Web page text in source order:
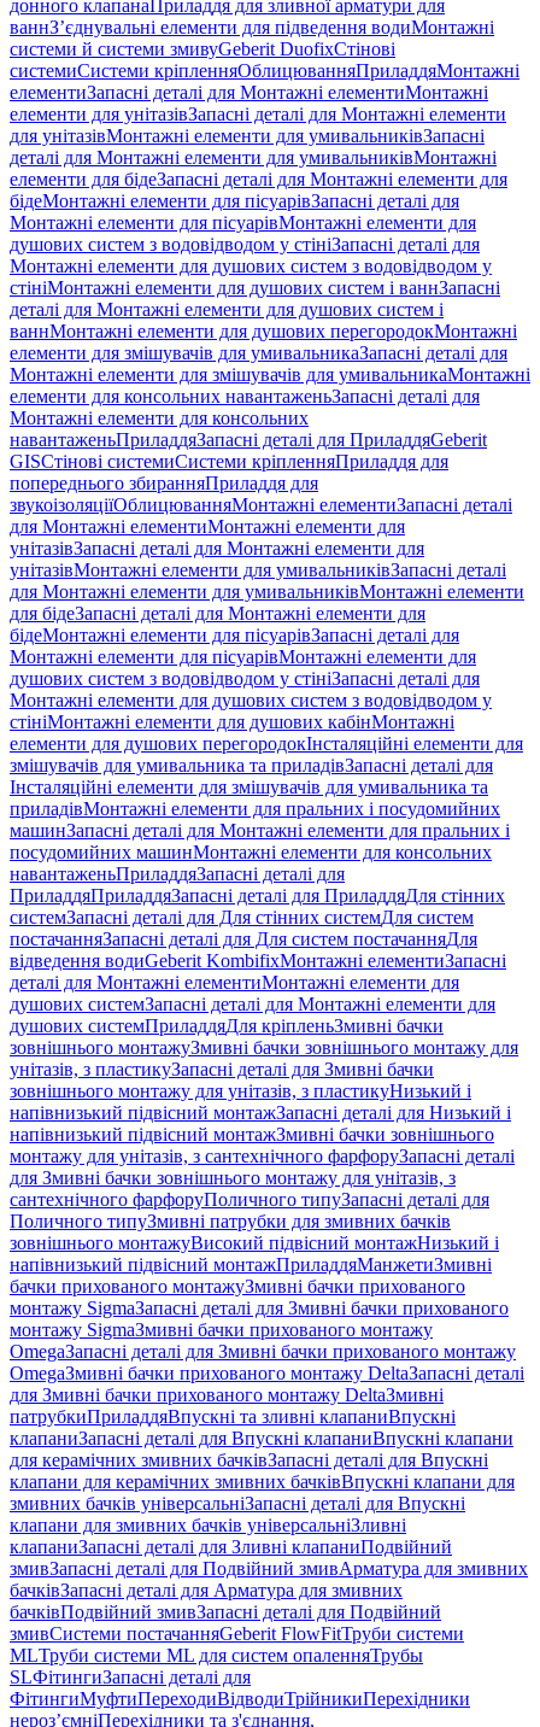
донного клапанаПриладдя для зливної арматури для
ваннЗ’єднувальні елементи для підведення водиМонтажні
системи й системи змивуGeberit DuofixСтінові
системиСистеми кріпленняОблицюванняПриладдяМонтажні
елементиЗапасні деталі для Монтажні елементиМонтажні
елементи для унітазівЗапасні деталі для Монтажні елементи
для унітазівМонтажні елементи для умивальниківЗапасні
деталі для Монтажні елементи для умивальниківМонтажні
елементи для бідеЗапасні деталі для Монтажні елементи для
бідеМонтажні елементи для пісуарівЗапасні деталі для
Монтажні елементи для пісуарівМонтажні елементи для
душових систем з водовідводом у стініЗапасні деталі для
Монтажні елементи для душових систем з водовідводом у
стініМонтажні елементи для душових систем і ваннЗапасні
деталі для Монтажні елементи для душових систем і
ваннМонтажні елементи для душових перегородокМонтажні
елементи для змішувачів для умивальникаЗапасні деталі для
Монтажні елементи для змішувачів для умивальникаМонтажні
елементи для консольних навантаженьЗапасні деталі для
Монтажні елементи для консольних
навантаженьПриладдяЗапасні деталі для ПриладдяGeberit
GISСтінові системиСистеми кріпленняПриладдя для
попереднього збиранняПриладдя для
звукоізоляціїОблицюванняМонтажні елементиЗапасні деталі
для Монтажні елементиМонтажні елементи для
унітазівЗапасні деталі для Монтажні елементи для
унітазівМонтажні елементи для умивальниківЗапасні деталі
для Монтажні елементи для умивальниківМонтажні елементи
для бідеЗапасні деталі для Монтажні елементи для
бідеМонтажні елементи для пісуарівЗапасні деталі для
Монтажні елементи для пісуарівМонтажні елементи для
душових систем з водовідводом у стініЗапасні деталі для
Монтажні елементи для душових систем з водовідводом у
стініМонтажні елементи для душових кабінМонтажні
елементи для душових перегородокІнсталяційні елементи для
змішувачів для умивальника та приладівЗапасні деталі для
Інсталяційні елементи для змішувачів для умивальника та
приладівМонтажні елементи для пральних і посудомийних
машинЗапасні деталі для Монтажні елементи для пральних і
посудомийних машинМонтажні елементи для консольних
навантаженьПриладдяЗапасні деталі для
ПриладдяПриладдяЗапасні деталі для ПриладдяДля стінних
системЗапасні деталі для Для стінних системДля систем
постачанняЗапасні деталі для Для систем постачанняДля
відведення водиGeberit KombifixМонтажні елементиЗапасні
деталі для Монтажні елементиМонтажні елементи для
душових системЗапасні деталі для Монтажні елементи для
душових системПриладдяДля кріпленьЗмивні бачки
зовнішнього монтажуЗмивні бачки зовнішнього монтажу для
унітазів, з пластикуЗапасні деталі для Змивні бачки
зовнішнього монтажу для унітазів, з пластикуНизький і
напівнизький підвісний монтажЗапасні деталі для Низький і
напівнизький підвісний монтажЗмивні бачки зовнішнього
монтажу для унітазів, з сантехнічного фарфоруЗапасні деталі
для Змивні бачки зовнішнього монтажу для унітазів, з
сантехнічного фарфоруПоличного типуЗапасні деталі для
Поличного типуЗмивні патрубки для змивних бачків
зовнішнього монтажуВисокий підвісний монтажНизький і
напівнизький підвісний монтажПриладдяМанжетиЗмивні
бачки прихованого монтажуЗмивні бачки прихованого
монтажу SigmaЗапасні деталі для Змивні бачки прихованого
монтажу SigmaЗмивні бачки прихованого монтажу
OmegaЗапасні деталі для Змивні бачки прихованого монтажу
OmegaЗмивні бачки прихованого монтажу DeltaЗапасні деталі
для Змивні бачки прихованого монтажу DeltaЗмивні
патрубкиПриладдяВпускні та зливні клапаниВпускні
клапаниЗапасні деталі для Впускні клапаниВпускні клапани
для керамічних змивних бачківЗапасні деталі для Впускні
клапани для керамічних змивних бачківВпускні клапани для
змивних бачків універсальніЗапасні деталі для Впускні
клапани для змивних бачків універсальніЗливні
клапаниЗапасні деталі для Зливні клапаниПодвійний
змивЗапасні деталі для Подвійний змивАрматура для змивних
бачкiвЗапасні деталі для Арматура для змивних
бачкiвПодвійний змивЗапасні деталі для Подвійний
змивСистеми постачанняGeberit FlowFitТруби системи
MLТруби системи ML для систем опаленняТрубы
SLФітингиЗапасні деталі для
ФітингиМуфтиПереходиВідводиТрійникиПерехідники
нероз’ємніПерехідники та з'єднання,